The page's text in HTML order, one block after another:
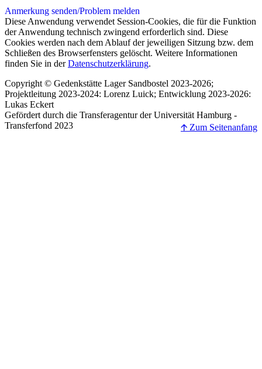
Anmerkung senden/Problem melden
Diese Anwendung verwendet Session-Cookies, die für die Funktion
der Anwendung technisch zwingend erforderlich sind. Diese
Cookies werden nach dem Ablauf der jeweiligen Sitzung bzw. dem
Schließen des Browserfensters gelöscht. Weitere Informationen
finden Sie in derDatenschutzerklärung.
Copyright © Gedenkstätte Lager Sandbostel 2023-2026;
Projektleitung 2023-2024: Lorenz Luick; Entwicklung 2023-2026:
Lukas Eckert
Gefördert durch die Transferagentur der Universität Hamburg -
Transferfond 2023
🡩 Zum Seitenanfang